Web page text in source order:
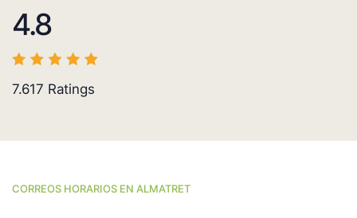
4.8
7.617 Ratings
CORREOS HORARIOS EN ALMATRET